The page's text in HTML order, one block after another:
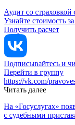
Аудит со страховкой
Узнайте стоимость
Получить расчет
Подписывайтесь и
Перейти в группу
https://vk.com/
Читать далее
На «Госуслугах»
с судебными